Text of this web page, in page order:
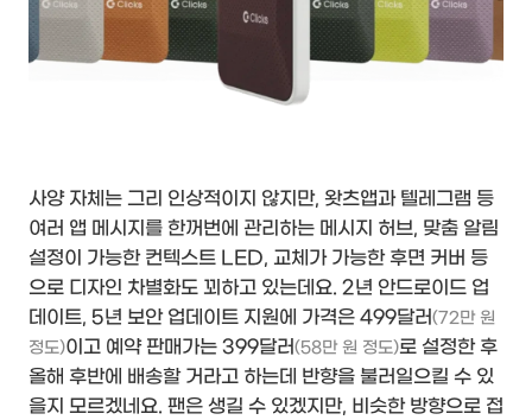
사양 자체는 그리 인상적이지 않지만, 왓츠앱과 텔레그램 등
여러 앱 메시지를 한꺼번에 관리하는 메시지 허브, 맞춤 알림
설정이 가능한 컨텍스트 LED, 교체가 가능한 후면 커버 등
으로 디자인 차별화도 꾀하고 있는데요. 2년 안드로이드 업
데이트, 5년 보안 업데이트 지원에 가격은 499달러(72만 원
정도)이고 예약 판매가는 399달러(58만 원 정도)로 설정한 후
올해 후반에 배송할 거라고 하는데 반향을 불러일으킬 수 있
을지 모르겠네요. 팬은 생길 수 있겠지만, 비슷한 방향으로 접